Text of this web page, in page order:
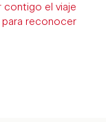
contigo el viaje
reconocer